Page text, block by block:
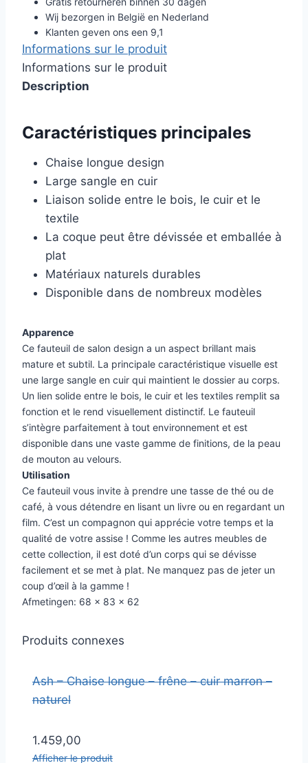
Wij bezorgen in België en Nederland
Klanten geven ons een 9,1
Informations sur le produit
Informations sur le produit
Description
Caractéristiques principales
Chaise longue design
Large sangle en cuir
Liaison solide entre le bois, le cuir et le
textile
La coque peut être dévissée et emballée à
plat
Matériaux naturels durables
Disponible dans de nombreux modèles
Apparence
Ce fauteuil de salon design a un aspect brillant mais
mature et subtil. La principale caractéristique visuelle est
une large sangle en cuir qui maintient le dossier au corps.
Un lien solide entre le bois, le cuir et les textiles remplit sa
fonction et le rend visuellement distinctif. Le fauteuil
s’intègre parfaitement à tout environnement et est
disponible dans une vaste gamme de finitions, de la peau
de mouton au velours.
Utilisation
Ce fauteuil vous invite à prendre une tasse de thé ou de
café, à vous détendre en lisant un livre ou en regardant un
film. C’est un compagnon qui apprécie votre temps et la
qualité de votre assise ! Comme les autres meubles de
cette collection, il est doté d’un corps qui se dévisse
facilement et se met à plat. Ne manquez pas de jeter un
coup d’œil à la gamme !
Afmetingen: 68 x 83 x 62
Produits connexes
Ash – Chaise longue – frêne – cuir marron –
naturel
1.459,00
Afficher le produit